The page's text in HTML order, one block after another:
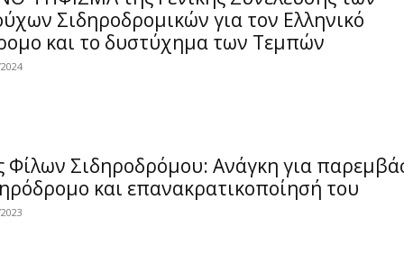
Σιδηροδρομικών για τον Ελληνικό
και το δυστύχημα των Τεμπών
Φίλων Σιδηροδρόμου: Ανάγκη για
και επανακρατικοποίησή του